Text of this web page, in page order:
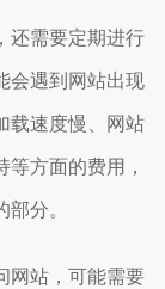
还需要定期进行
会遇到网站出现
载速度慢、网站
方面的费用，
分。
网站，可能需要